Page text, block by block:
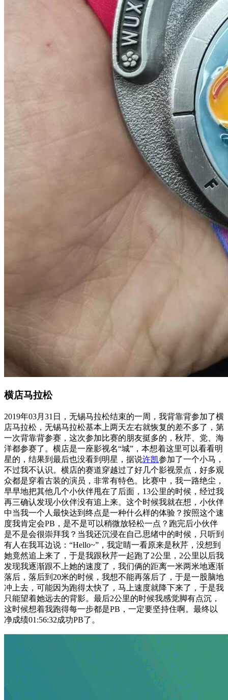
横店马拉松
2019年03月31日，无锡马拉松结束的一周，我背靠背参加了横
店马拉松，无锡马拉松基本上两天左右就恢复的差不多了，第
一次背靠背参赛，这次参加比赛的朋友挺多的，秋芹、党、海
洋都参赛了。横店是一座影视名“城”，本想着这里可以看看明
星的，结果到最后也没看到明星，据说许凯参加了一个小马，
不过我不认识。横店的赛道穿越过了好几个影视景点，好多观
众都是穿着古装的演员，非常有特色。比赛中，我一路绝尘，
早早地把其他几个小伙伴甩在了后面，13公里的时候，经过我
再三确认发现小伙伴没有追上来。这个时候我就在想，小伙伴
中当我一个人最快达到终点是一种什么样的体验？按照这个速
度我肯定会PB，是不是可以稍微放轻松一点？跑完后小伙伴
是不是会很崇拜我？当我还沉浸在自己思绪中的时候，只听到
有人在我耳边说：“Hello~”，我定睛一看原来是秋芹，没想到
她竟然追上来了，于是我跟秋芹一起跑了2公里，2公里以后我
发现我逐渐跟不上她的速度了，我们俩的距离一米两米地逐渐
落后，落后到20米的时候，我想不能再落后了，于是一股脑地
冲上去，可能因为跑得太快了，马上速度就降下来了，于是我
只能望着她远去的背影。最后2公里的时候我感觉脚有点沉，
这时候想着我跑得每一步都是PB，一定要坚持住啊。最终以
净成绩01:56:32成功PB了。